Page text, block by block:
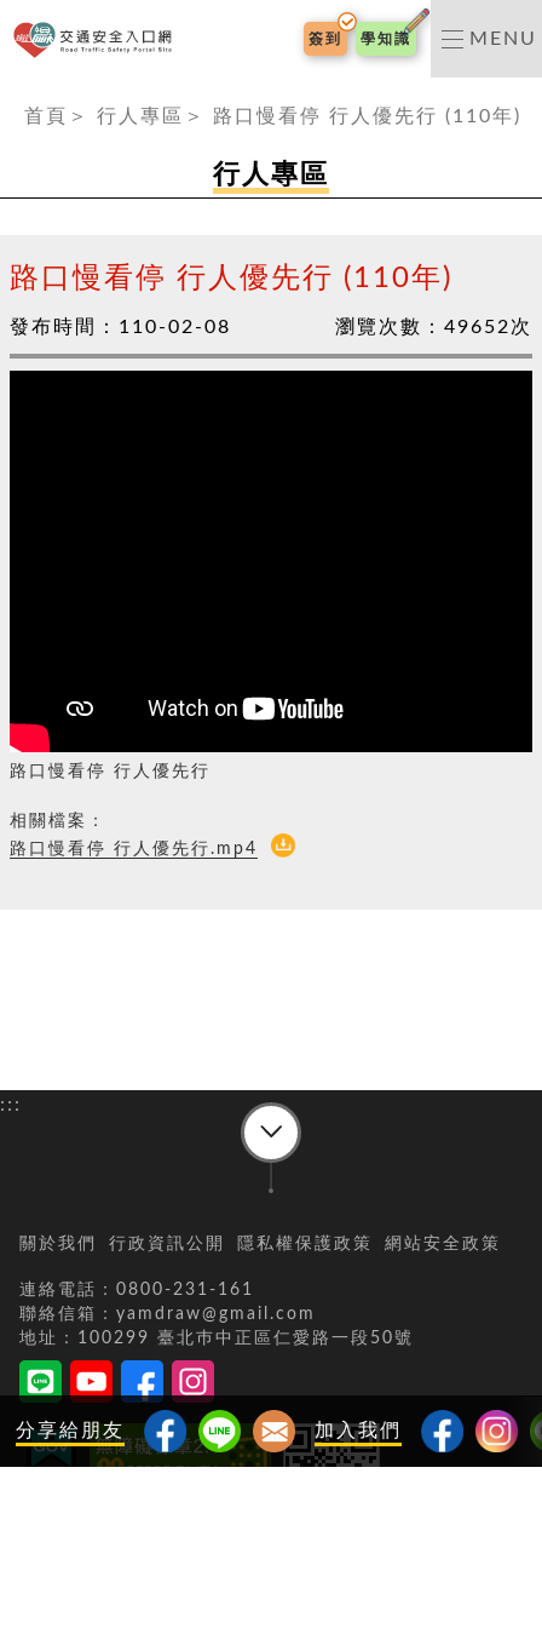
交通安全入口網
簽到 學知識 MENU
首頁 ＞ 行人專區 ＞ 路口慢看停 行人優先行 (110年)
行人專區
路口慢看停 行人優先行 (110年)
發布時間： 110-02-08 瀏覽次數： 49652次
路口慢看停 行人優先行
相關檔案：
路口慢看停 行人優先行.mp4
分享給朋友 加入我們
:::
關於我們 行政資訊公開 隱私權保護政策 網站安全政策
連絡電話：0800-231-161
聯絡信箱：yamdraw@gmail.com
地址：100299 臺北巿中正區仁愛路一段50號